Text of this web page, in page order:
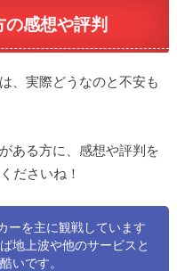
感想や評判
、実際どうなのと不安も
ある方に、感想や評判を
ださいね！
ーを主に観戦しています
地上波や他のサービスと
いです。